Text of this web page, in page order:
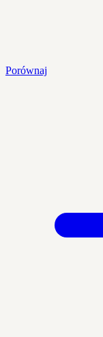
Porównaj